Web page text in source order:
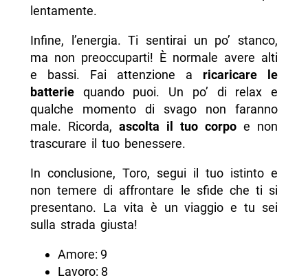
lentamente.
Infine, l’energia. Ti sentirai un po’ stanco,
ma non preoccuparti! È normale avere alti
e bassi. Fai attenzione a ricaricare le
batteriequando puoi. Un po’ di relax e
qualche momento di svago non faranno
male. Ricorda, ascolta il tuo corpo e non
trascurare il tuo benessere.
In conclusione, Toro, segui il tuo istinto e
non temere di affrontare le sfide che ti si
presentano. La vita è un viaggio e tu sei
sulla strada giusta!
Amore: 9
Lavoro: 8